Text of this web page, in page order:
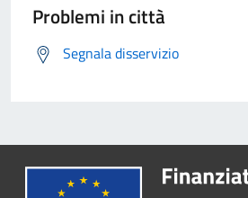
Problemi in città
Segnala disservizio